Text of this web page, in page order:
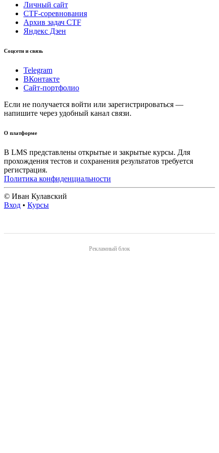
Личный сайт
CTF-соревнования
Архив задач CTF
Яндекс Дзен
Соцсети и связь
Telegram
ВКонтакте
Сайт-портфолио
Если не получается войти или зарегистрироваться —
напишите через удобный канал связи.
О платформе
В LMS представлены открытые и закрытые курсы. Для
прохождения тестов и сохранения результатов требуется
регистрация.
Политика конфиденциальности
© Иван Кулавский
Вход • Курсы
Рекламный блок